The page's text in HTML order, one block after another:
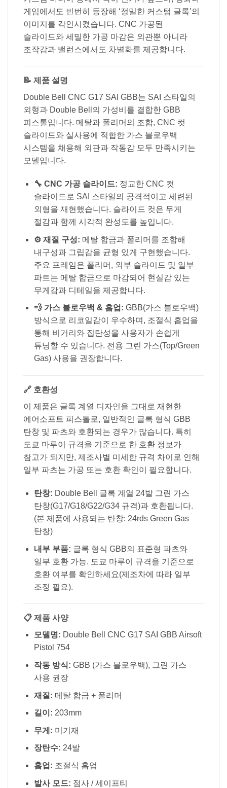
게임에서도 빈번히 등장해 ‘정밀한 커스텀 글록’의
이미지를 각인시켰습니다. CNC 가공된
슬라이드와 세밀한 가공 마감은 외관뿐 아니라
조작감과 밸런스에서도 차별화를 제공합니다.
📝 제품 설명
Double Bell CNC G17 SAI GBB는 SAI 스타일의
외형과 Double Bell의 가성비를 결합한 GBB
피스톨입니다. 메탈과 폴리머의 조합, CNC 컷
슬라이드와 실사용에 적합한 가스 블로우백
시스템을 채용해 외관과 작동감 모두 만족시키는
모델입니다.
🔧 CNC 가공 슬라이드: 정교한 CNC 컷
슬라이드로 SAI 스타일의 공격적이고 세련된
외형을 재현했습니다. 슬라이드 컷은 무게
절감과 함께 시각적 완성도를 높입니다.
⚙️ 재질 구성: 메탈 합금과 폴리머를 조합해
내구성과 그립감을 균형 있게 구현했습니다.
주요 프레임은 폴리머, 외부 슬라이드 및 일부
파트는 메탈 합금으로 마감되어 현실감 있는
무게감과 디테일을 제공합니다.
💨 가스 블로우백 & 홉업: GBB(가스 블로우백)
방식으로 리코일감이 우수하며, 조절식 홉업을
통해 비거리와 집탄성을 사용자가 손쉽게
튜닝할 수 있습니다. 전용 그린 가스(Top/Green
Gas) 사용을 권장합니다.
🔗 호환성
이 제품은 글록 계열 디자인을 그대로 재현한
에어소프트 피스톨로, 일반적인 글록 형식 GBB
탄창 및 파츠와 호환되는 경우가 많습니다. 특히
도쿄 마루이 규격을 기준으로 한 호환 정보가
참고가 되지만, 제조사별 미세한 규격 차이로 인해
일부 파츠는 가공 또는 호환 확인이 필요합니다.
탄창: Double Bell 글록 계열 24발 그린 가스
탄창(G17/G18/G22/G34 규격)과 호환됩니다.
(본 제품에 사용되는 탄창: 24rds Green Gas
탄창)
내부 부품: 글록 형식 GBB의 표준형 파츠와
일부 호환 가능. 도쿄 마루이 규격을 기준으로
호환 여부를 확인하세요(제조차에 따라 일부
조정 필요).
📋 제품 사양
모델명: Double Bell CNC G17 SAI GBB Airsoft
Pistol 754
작동 방식: GBB (가스 블로우백), 그린 가스
사용 권장
재질: 메탈 합금 + 폴리머
길이: 203mm
무게: 미기재
장탄수: 24발
홉업: 조절식 홉업
발사 모드: 점사 / 세이프티